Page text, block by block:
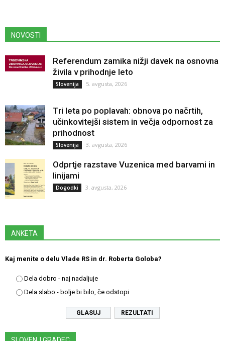
NOVOSTI
Referendum zamika nižji davek na osnovna
živila v prihodnje leto
Slovenija 5. avgusta, 2026
Tri leta po poplavah: obnova po načrtih,
učinkovitejši sistem in večja odpornost za
prihodnost
Slovenija 3. avgusta, 2026
Odprtje razstave Vuzenica med barvami in
linijami
Dogodki 3. avgusta, 2026
ANKETA
Kaj menite o delu Vlade RS in dr. Roberta Goloba?
Dela dobro - naj nadaljuje
Dela slabo - bolje bi bilo, če odstopi
REZULTATI